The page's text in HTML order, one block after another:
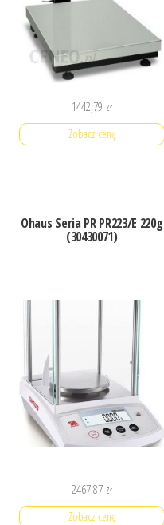
1442,79 zł
Zobacz cenę
Ohaus Seria PR PR223/E 220g
(30430071)
2467,87 zł
Zobacz cenę